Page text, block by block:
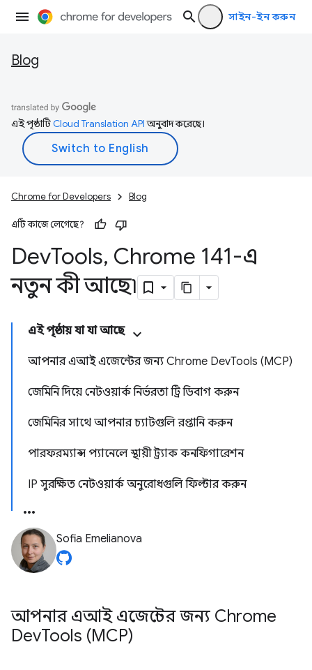
সাইন-ইন করুন
Blog
এই পৃষ্ঠাটিCloud Translation APIঅনুবাদ করেছে।
Chrome for Developers Blog
এটি কাজে লেগেছে?
DevTools, Chrome 141-এ
নতুন কী আছে৷
এই পৃষ্ঠায় যা যা আছে
আপনার এআই এজেন্টের জন্য Chrome DevTools (MCP)
জেমিনি দিয়ে নেটওয়ার্ক নির্ভরতা ট্রি ডিবাগ করুন
জেমিনির সাথে আপনার চ্যাটগুলি রপ্তানি করুন
পারফরম্যান্স প্যানেলে স্থায়ী ট্র্যাক কনফিগারেশন
IP সুরক্ষিত নেটওয়ার্ক অনুরোধগুলি ফিল্টার করুন
Sofia Emelianova
আপনার এআই এজেন্টের জন্য Chrome
DevTools (MCP)